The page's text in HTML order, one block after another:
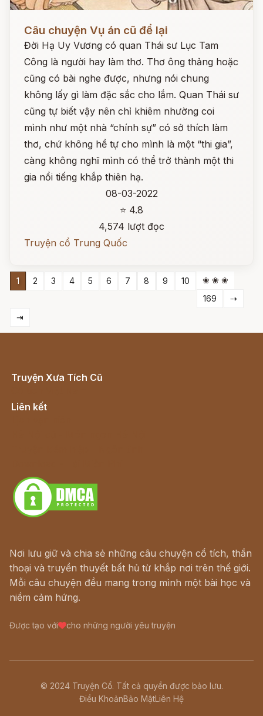
Câu chuyện Vụ án cũ để lại
Đời Hạ Uy Vương có quan Thái sư Lục Tam
Công là người hay làm thơ. Thơ ông thảng hoặc
cũng có bài nghe được, nhưng nói chung
không lấy gì làm đặc sắc cho lắm. Quan Thái sư
cũng tự biết vậy nên chỉ khiêm nhường coi
mình như một nhà “chính sự” có sở thích làm
thơ, chứ không hề tự cho mình là một “thi gia”,
càng không nghĩ mình có thể trở thành một thi
gia nổi tiếng khắp thiên hạ.
08-03-2022
⭐ 4.8
4,574 lượt đọc
Truyện cổ Trung Quốc
1 2 3 4 5 6 7 8 9 10
❀ ❀ ❀
169
⇢
⇥
Truyện Xưa Tích Cũ
Liên kết
Nơi lưu giữ và chia sẻ những câu chuyện cổ tích, thần
thoại và truyền thuyết bất hủ từ khắp nơi trên thế giới.
Mỗi câu chuyện đều mang trong mình một bài học và
niềm cảm hứng.
Được tạo với cho những người yêu truyện
© 2024 Truyện Cổ. Tất cả quyền được bảo lưu.
Điều KhoảnBảo MậtLiên Hệ